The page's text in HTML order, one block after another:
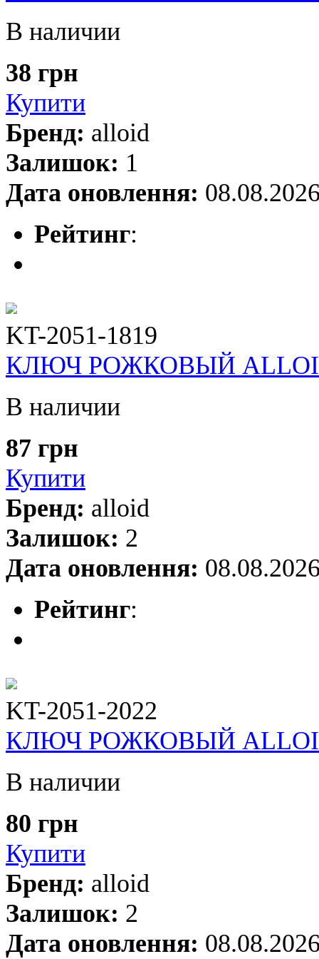
В наличии
38 грн
Купити
Бренд: alloid
Залишок: 1
Дата оновлення:
Рейтинг:
KT-2051-1819
КЛЮЧ РОЖКОВЫЙ
В наличии
87 грн
Купити
Бренд: alloid
Залишок: 2
Дата оновлення:
Рейтинг:
KT-2051-2022
КЛЮЧ РОЖКОВЫЙ
В наличии
80 грн
Купити
Бренд: alloid
Залишок: 2
Дата оновлення: